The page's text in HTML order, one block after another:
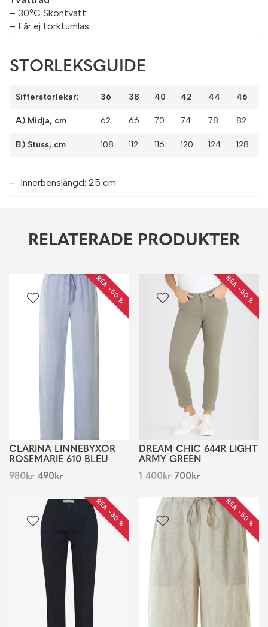
– 30°C Skontvätt
– Får ej torktumlas
STORLEKSGUIDE
Sifferstorlekar: 36 38 40 42 44 46
A) Midja, cm 62 66 70 74 78 82
B) Stuss, cm 108 112 116 120 124 128
– Innerbenslängd: 25 cm
RELATERADE PRODUKTER
REA −50 %
CLARINA LINNEBYXOR
ROSEMARIE 610 BLEU
980kr 490kr
REA −50 %
DREAM CHIC 644R LIGHT
ARMY GREEN
1 400kr 700kr
REA −30 % REA −50 %